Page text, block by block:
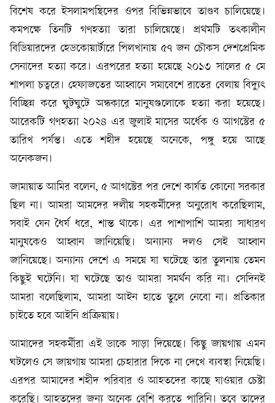
বিশেষ করে ইসলামপন্থিদের ওপর বিভিন্নভাবে তাণ্ডব চালিয়েছে।
কমপক্ষে তিনটি গণহত্যা তারা চালিয়েছে। প্রথমটি তৎকালীন
বিডিয়ারদের হেডকোয়ার্টারে পিলখানায় ৫৭ জন চৌকস দেশপ্রেমিক
সেনাদের হত্যা করে। এরপরের হত্যা হয়েছে ২০১৩ সালের ৫ মে
শাপলা চত্বরে। হেফাজতের আহ্বানে সমাবেশে রাতের বেলায় বিদ্যুৎ
বিচ্ছিন্ন করে ঘুটঘুটে অন্ধকারে মানুষগুলোকে হত্যা করা হয়েছে।
আরেকটি গণহত্যা ২০২৪ এর জুলাই মাসের অর্ধেক ও আগস্টের ৫
তারিখ পর্যন্ত। এতে শহীদ হয়েছে অনেকে, পঙ্গু হয়ে আছে
অনেকজন।
জামায়াত আমির বলেন, ৫ আগস্টের পর দেশে কার্যত কোনো সরকার
ছিল না। আমরা আমদের দলীয় সহকর্মীদের অনুরোধ করেছিলাম,
সবাই যেন ধৈর্য ধরে, শান্ত থাকে। এর পাশাপাশি আমরা সাধারণ
মানুষকেও আহ্বান জানিয়েছি। অন্যান্য দলও সেই আহ্বান
জানিয়েছে। অন্যান্য দেশে এ সময়ে যা ঘটেছে তার তুলনায় তেমন
কিছুই ঘটেনি। যা ঘটেছে তাও আমরা সমর্থন করি না। সেদিনই
আমরা বলেছিলাম, আমরা আইন হাতে তুলে নেবো না। প্রতিকার
চাইতে হবে আইনি প্রক্রিয়ায়।
আমাদের সহকর্মীরা এই ডাকে সাড়া দিয়েছে। কিছু জায়গায় এমন
ঘটলেও সে জায়গায় আমরা চেহারার দিকে না দেখে ব্যবস্থা নিয়েছি।
এরপর আমাদের শহীদ পরিবার ও আহতদের কাছে যাওয়ার চেষ্টা
করেছি। আহতদের জন্য অনেক বেশি করতে পারিনি। তবে তাদের